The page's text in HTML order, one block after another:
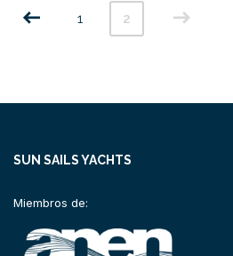
1 2
SUN SAILS YACHTS
Miembros de: